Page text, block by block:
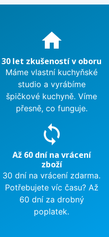
home
30 let zkušeností v oboru
Máme vlastní kuchyňské
studio a vyrábíme
špičkové kuchyně. Víme
přesně, co funguje.
sync
Až 60 dní na vrácení
zboží
30 dní na vrácení zdarma.
Potřebujete víc času? Až
60 dní za drobný
poplatek.